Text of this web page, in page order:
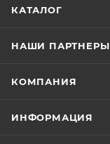
КАТАЛОГ
НАШИ ПАРТНЕРЫ
КОМПАНИЯ
ИНФОРМАЦИЯ